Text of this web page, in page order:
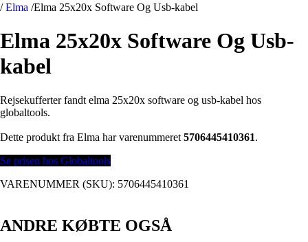
/ Elma /Elma 25x20x Software Og Usb-kabel
Elma 25x20x Software Og Usb-
kabel
Rejsekufferter fandt elma 25x20x software og usb-kabel hos
globaltools.
Dette produkt fra Elma har varenummeret 5706445410361.
Se prisen hos Globaltools
VARENUMMER (SKU): 5706445410361
ANDRE KØBTE OGSÅ